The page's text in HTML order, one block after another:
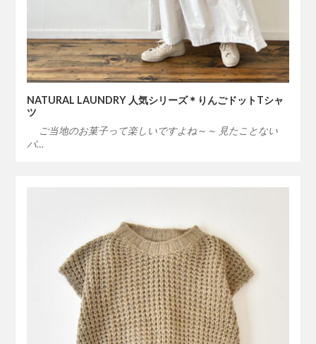
NATURAL LAUNDRY 人気シリーズ＊りんごドットTシャ
ツ
ご当地のお菓子って楽しいですよね～～ 見たことない
パ…